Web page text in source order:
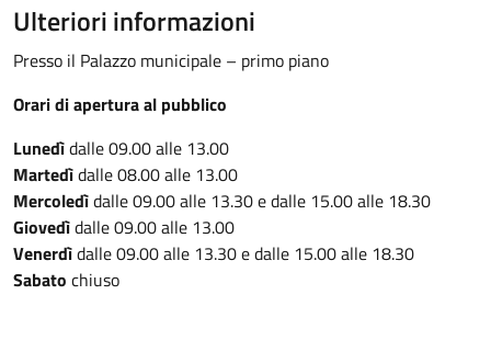
Ulteriori informazioni
Presso il Palazzo municipale – primo piano
Orari di apertura al pubblico
Lunedìdalle 09.00 alle 13.00
Martedìdalle 08.00 alle 13.00
Mercoledìdalle 09.00 alle 13.30 e dalle 15.00 alle 18.30
Giovedìdalle 09.00 alle 13.00
Venerdìdalle 09.00 alle 13.30 e dalle 15.00 alle 18.30
Sabato chiuso